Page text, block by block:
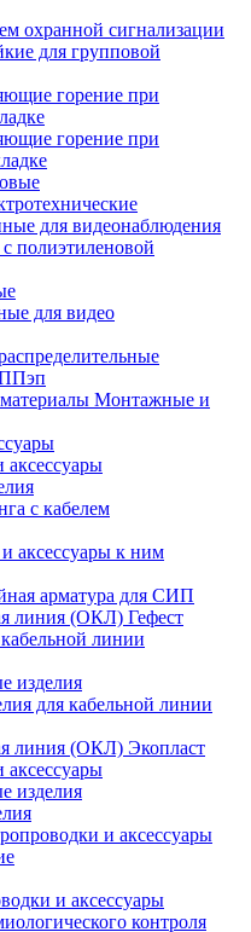
охранной сигнализации
для групповой
горение при
горение при
для видеонаблюдения
полиэтиленовой
для видео
Монтажные и
аксессуары
с кабелем
аксессуары к ним
арматура для СИП
линия (ОКЛ) Гефест
линии
изделия
для кабельной линии
линия (ОКЛ) Экопласт
аксессуары
изделия
и аксессуары
и аксессуары